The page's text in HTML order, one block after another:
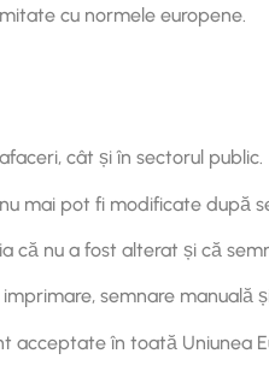
cu normele europene.
cât și în sectorul public.
mai pot fi modificate după
că nu a fost alterat și că
semnare manuală
acceptate în toată Uniunea